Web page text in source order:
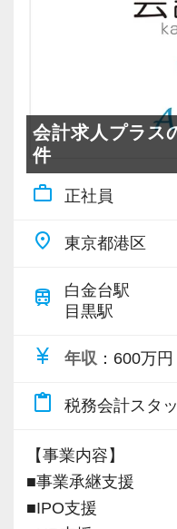
会計求人プラス
件
work_outline 正社員
place 東京都港区
train
白金台駅
目黒駅
currency_yen 年収 ：600万
content_paste 税務会計スタ
【事業内容】
■事業承継支援
■IPO支援